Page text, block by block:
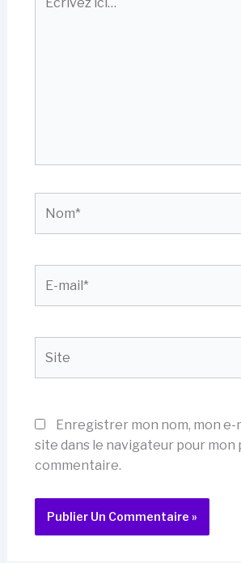
ici…
mail*
Enregistrer mon nom, mon e-
site dans le navigateur pour mon
commentaire.